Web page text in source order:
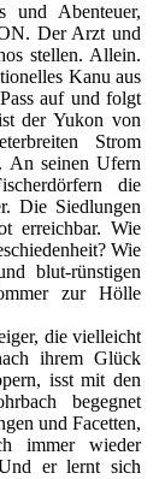
Abenteuer,
Der Arzt und
stellen. Allein.
Kanu aus
auf und folgt
der Yukon von
Strom
An seinen Ufern
die
Die Siedlungen
erreichbar. Wie
Wie
blut-rünstigen
zur Hölle
die vielleicht
ihrem Glück
isst mit den
begegnet
und Facetten,
immer wieder
Und er lernt sich